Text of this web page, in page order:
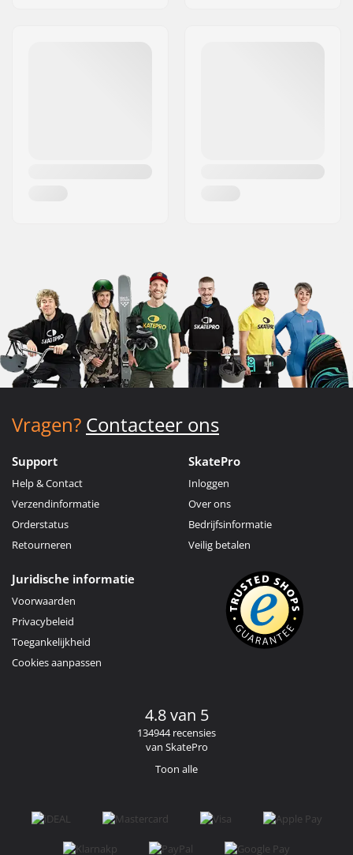
Vragen? Contacteer ons
Support
Help & Contact
Verzendinformatie
Orderstatus
Retourneren
SkatePro
Inloggen
Over ons
Bedrijfsinformatie
Veilig betalen
Juridische informatie
Voorwaarden
Privacybeleid
Toegankelijkheid
Cookies aanpassen
4.8 van 5
134944 recensies
van SkatePro
Toon alle